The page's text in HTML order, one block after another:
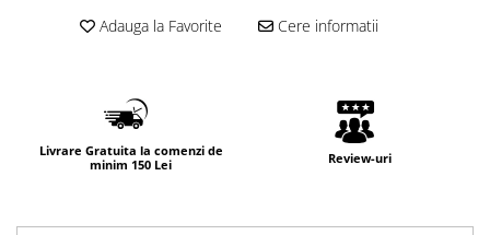
Adauga la Favorite Cere informatii
Livrare Gratuita la comenzi de
minim 150 Lei
Review-uri